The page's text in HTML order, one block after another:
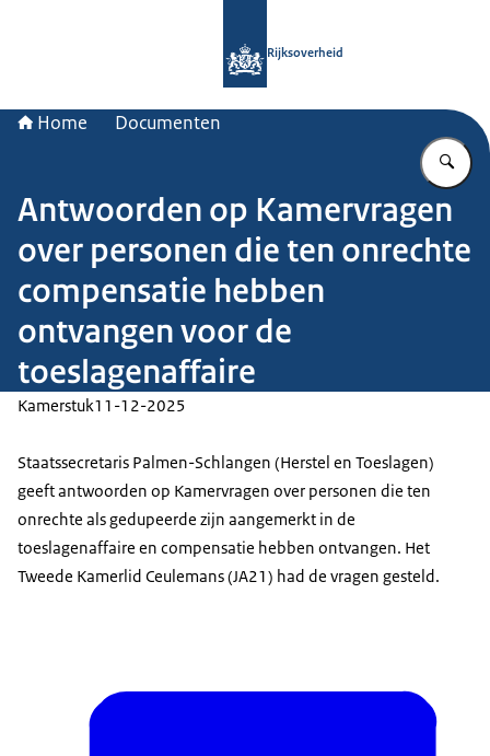
Rijksoverheid
Home Documenten
Antwoorden op Kamervragen
over personen die ten onrechte
compensatie hebben
ontvangen voor de
toeslagenaffaire
Kamerstuk11-12-2025
Staatssecretaris Palmen-Schlangen (Herstel en Toeslagen)
geeft antwoorden op Kamervragen over personen die ten
onrechte als gedupeerde zijn aangemerkt in de
toeslagenaffaire en compensatie hebben ontvangen. Het
Tweede Kamerlid Ceulemans (JA21) had de vragen gesteld.